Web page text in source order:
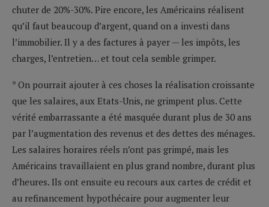
chuter de 20%-30%. Pire encore, les Américains réalisent
qu’il faut beaucoup d’argent, quand on a investi dans
l’immobilier. Il y a des factures à payer — les impôts, les
charges, l’entretien… et tout cela semble grimper.
* On pourrait ajouter à ces choses la réalisation croissante
que les salaires, aux Etats-Unis, ne grimpent plus. Cette
vérité embarrassante a été masquée durant plus de 30 ans
par l’augmentation des revenus et des dettes des ménages.
Les salaires horaires réels n’ont pas grimpé, mais les
Américains travaillaient en plus grand nombre, durant plus
d’heures. Ils ont ensuite eu recours aux cartes de crédit et
au refinancement hypothécaire pour augmenter leur